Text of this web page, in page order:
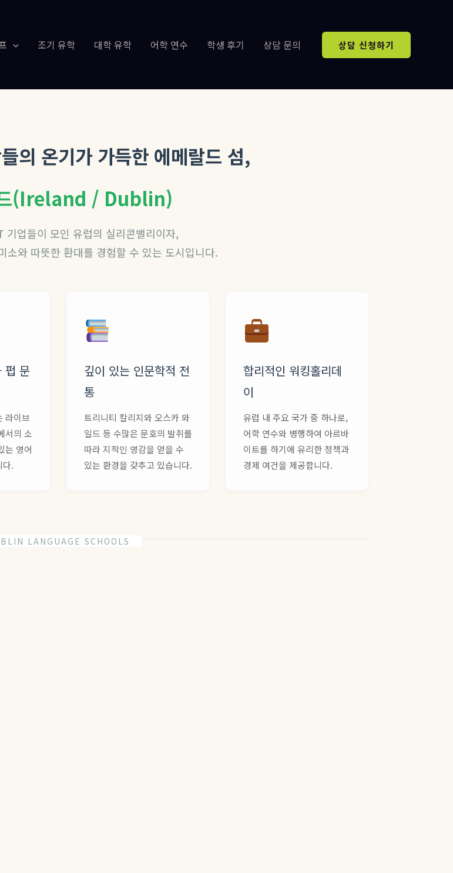
조기 유학 대학 유학 어학 연수 학생 후기 상담 문의 상담 신청하기
의 온기가 가득한 에메랄드 섬,
(Ireland / Dublin)
기업들이 모인 유럽의 실리콘밸리이자,
소와 따뜻한 환대를 경험할 수 있는 도시입니다.
펍 문
라이브
서의 소
는 영어
다.
깊이 있는 인문학적 전
통
트리니티 칼리지와 오스카 와
일드 등 수많은 문호의 발취를
따라 지적인 영감을 얻을 수
있는 환경을 갖추고 있습니다.
합리적인 워킹홀리데
이
유럽 내 주요 국가 중 하나로,
어학 연수와 병행하여 아르바
이트를 하기에 유리한 정책과
경제 여건을 제공합니다.
LANGUAGE SCHOOLS